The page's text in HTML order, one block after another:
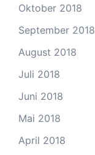
Oktober 2018
September 2018
August 2018
Juli 2018
Juni 2018
Mai 2018
April 2018